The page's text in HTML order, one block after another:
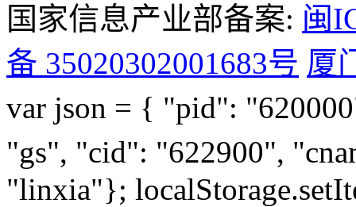
国家信息产业部备案: 闽
备 35020302001683号 厦
var json = { "pid":
"gs", "cid": "622900",
"linxia"};